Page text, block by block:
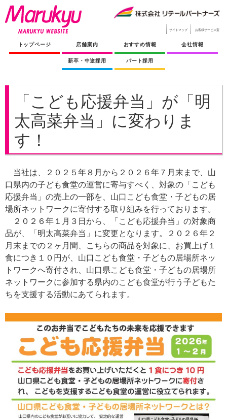
サイトマップ お客様サービス室
トップページ 店舗案内 おすすめ情報 会社情報
新卒・中途採用 パート採用
「こども応援弁当」が「明
太高菜弁当」に変わりま
す！
当社は、２０２５年８月から２０２６年７月末まで、山
口県内の子ども食堂の運営に寄与すべく、対象の「こども
応援弁当」の売上の一部を、山口こども食堂・子どもの居
場所ネットワークに寄付する取り組みを行っております。
２０２６年１月３日から、「こども応援弁当」の対象商
品が、「明太高菜弁当」に変更となります。２０２６年２
月末までの２ヶ月間、こちらの商品を対象に、お買上げ１
食につき１０円が、山口こども食堂・子どもの居場所ネッ
トワークへ寄付され、山口県こども食堂・子どもの居場所
ネットワークに参加する県内のこども食堂が行う子どもた
ちを支援する活動にあてられます。